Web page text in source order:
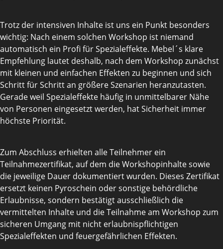
Trotz der intensiven Inhalte ist uns ein Punkt besonders
wichtig: Nach einem solchen Workshop ist niemand
automatisch ein Profi für Spezialeffekte. Mebel´s klare
Empfehlung lautet deshalb, nach dem Workshop zunächst
mit kleinen und einfachen Effekten zu beginnen und sich
Schritt für Schritt an größere Szenarien heranzutasten.
Gerade weil Spezialeffekte häufig in unmittelbarer Nähe
von Personen eingesetzt werden, hat Sicherheit immer
höchste Priorität.
Zum Abschluss erhielten alle Teilnehmer ein
Teilnahmezertifikat, auf dem die Workshopinhalte sowie
die jeweilige Dauer dokumentiert wurden. Dieses Zertifikat
ersetzt keinen Pyroschein oder sonstige behördliche
Erlaubnisse, sondern bestätigt ausschließlich die
vermittelten Inhalte und die Teilnahme am Workshop zum
sicheren Umgang mit nicht erlaubnispflichtigen
Spezialeffekten und feuergefährlichen Effekten.